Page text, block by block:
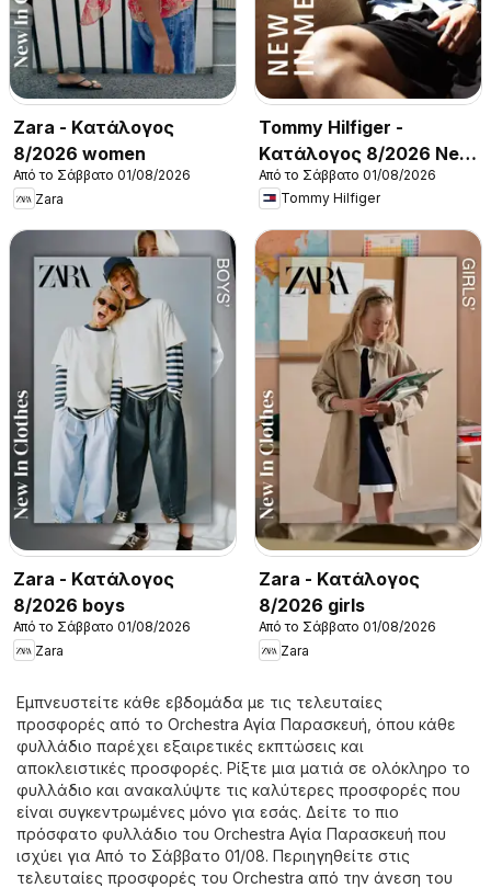
Zara - Kατάλογος
8/2026 women
Από το Σάββατο 01/08/2026
Zara
Tommy Hilfiger -
Kατάλογος 8/2026 New
in Men
Από το Σάββατο 01/08/2026
Tommy Hilfiger
Zara - Kατάλογος
8/2026 boys
Από το Σάββατο 01/08/2026
Zara
Zara - Kατάλογος
8/2026 girls
Από το Σάββατο 01/08/2026
Zara
Εμπνευστείτε κάθε εβδομάδα με τις τελευταίες
προσφορές από το Orchestra Αγία Παρασκευή, όπου κάθε
φυλλάδιο παρέχει εξαιρετικές εκπτώσεις και
αποκλειστικές προσφορές. Ρίξτε μια ματιά σε ολόκληρο το
φυλλάδιο και ανακαλύψτε τις καλύτερες προσφορές που
είναι συγκεντρωμένες μόνο για εσάς. Δείτε το πιο
πρόσφατο φυλλάδιο του Orchestra Αγία Παρασκευή που
ισχύει για Από το Σάββατο 01/08. Περιηγηθείτε στις
τελευταίες προσφορές του Orchestra από την άνεση του